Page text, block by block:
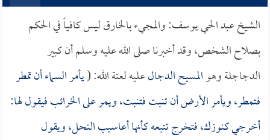
الشيخ عبد الحي يوسف: والمجيء بالخارق ليس كافياً في الحكم
بصلاح الشخص، وقد أخبرنا صلى الله عليه وسلم أن كبير
الدجاجلة وهوالمسيح الدجالعليه لعنة الله: (يأمر السماء أن تمطر
فتمطر، ويأمر الأرض أن تنبت فتنبت، ويمر على الخرائب فيقول لها:
أخرجي كنوزك، فتخرج تتبعه كأنها أعاسيب النحل، ويقول